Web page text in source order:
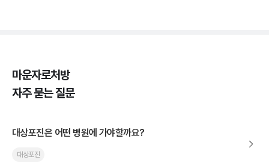
마운자로처방
자주 묻는 질문
대상포진은 어떤 병원에 가야할까요?
대상포진